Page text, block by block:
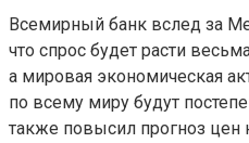
Всемирный банк вслед за
что спрос будет расти
а мировая экономическая
по всему миру будут
также повысил прогноз цен